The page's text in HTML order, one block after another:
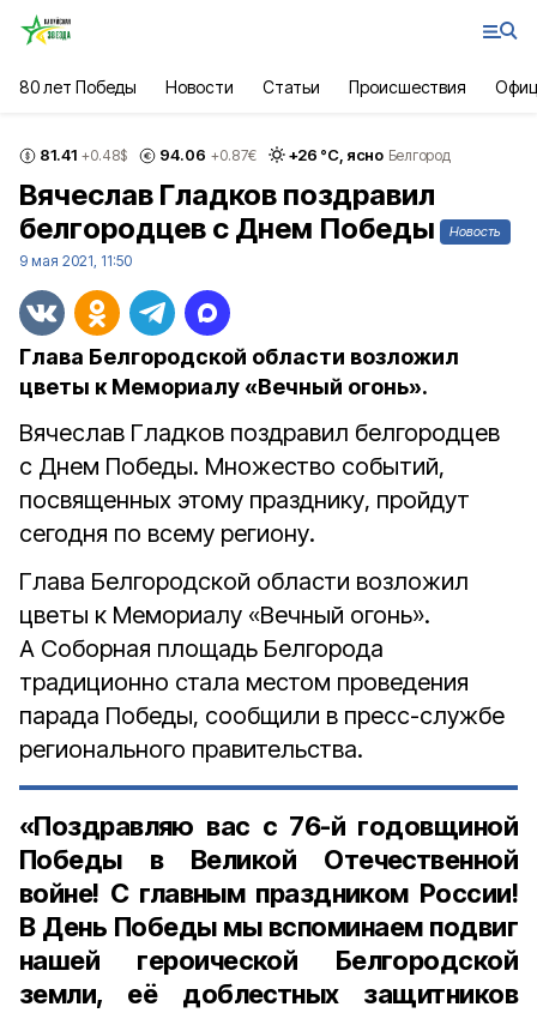
80 лет Победы Новости Статьи Происшествия
81.41 +0.48$ 94.06 +0.87€ +26 °С, ясно Белгород
Вячеслав Гладков поздравил
белгородцев с Днем Победы
Новость
9 мая 2021, 11:50
Глава Белгородской области возложил
цветы к Мемориалу «Вечный огонь».
Вячеслав Гладков поздравил белгородцев
с Днем Победы. Множество событий,
посвященных этому празднику, пройдут
сегодня по всему региону.
Глава Белгородской области возложил
цветы к Мемориалу «Вечный огонь».
А Соборная площадь Белгорода
традиционно стала местом проведения
парада Победы, сообщили в пресс-службе
регионального правительства.
«Поздравляю вас с 76-й годовщиной
Победы в Великой Отечественной
войне! С главным праздником России!
В День Победы мы вспоминаем подвиг
нашей героической Белгородской
земли, её доблестных защитников